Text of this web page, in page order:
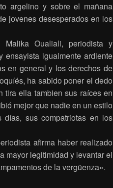
argelino y sobre el mañana
jovenes desesperados en los
Oualiali, periodista y
ensayista igualmente ardiente
en general y los derechos de
ha sabido poner el dedo
tira ella tambien sus raíces en
mejor que nadie en un estilo
días, sus compatriotas en los
afirma haber realizado
mayor legitimidad y levantar el
de la vergüenza».